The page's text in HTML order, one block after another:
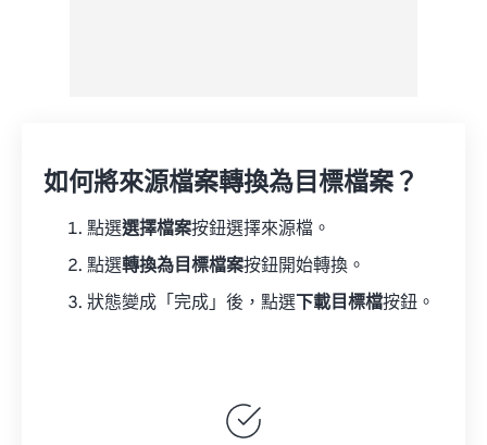
如何將來源檔案轉換為目標檔案？
點選選擇檔案按鈕選擇來源檔。
點選轉換為目標檔案按鈕開始轉換。
狀態變成「完成」後，點選 下載目標檔按鈕。